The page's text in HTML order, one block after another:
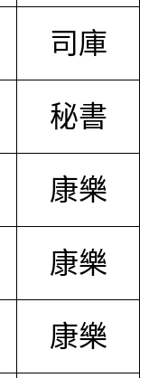
司庫
秘書
康樂
康樂
康樂